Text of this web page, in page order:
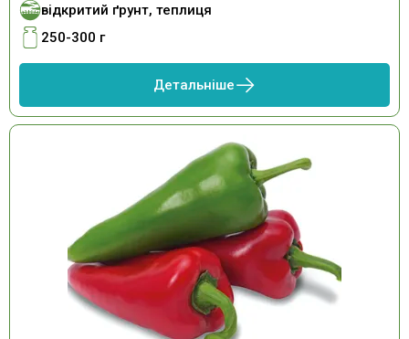
відкритий ґрунт, теплиця
250-300 г
Детальніше